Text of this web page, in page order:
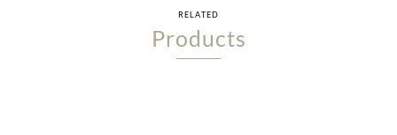
RELATED
Products